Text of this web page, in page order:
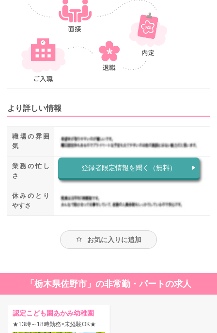
より詳しい情報
職場の雰囲
気
業務の忙し
さ
休みのとり
やすさ
登録者限定情報を聞く（無料）
お気に入りに追加
「栃木県佐野市」の非常勤・パートの求人
認定こども園あかみ幼稚園
★13時～18時勤務×未経験OK★【短時間勤務パート◎】土曜日入れる方歓迎♪